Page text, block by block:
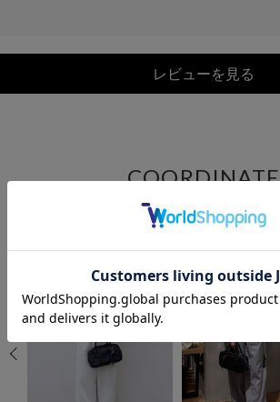
レビューを見る
COORDINATE
この商品を使った